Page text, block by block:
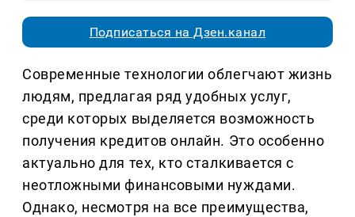
Подписаться на Дзен.канал
Современные технологии облегчают жизнь
людям, предлагая ряд удобных услуг,
среди которых выделяется возможность
получения кредитов онлайн. Это особенно
актуально для тех, кто сталкивается с
неотложными финансовыми нуждами.
Однако, несмотря на все преимущества,